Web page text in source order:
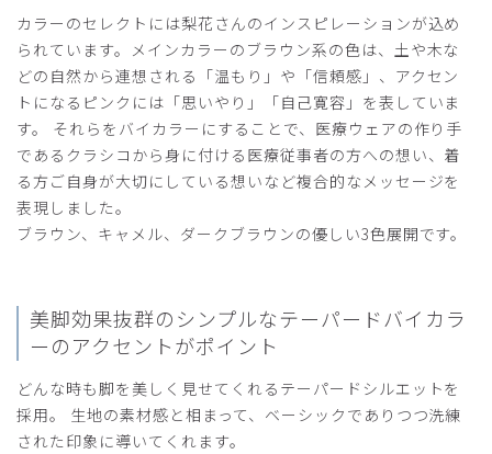
購入確認済み
年齢:50代 身長: 161-165cm 体重:66-70kg
とても着やすいです。
デザインや色を褒められます。
商品：R16レディース:梨花×OtonaMUSE×Classico・
役に立った
ご購入者様
2024-02-20
30代 身長: 156-160cm
伸びない
カラーのセレクトには梨花さんのインスピレーションが込め
られています。メインカラーのブラウン系の色は、土や木な
どの自然から連想される「温もり」や「信頼感」、アクセン
トになるピンクには「思いやり」「自己寛容」を表していま
す。 それらをバイカラーにすることで、医療ウェアの作り手
であるクラシコから身に付ける医療従事者の方への想い、着
る方ご自身が大切にしている想いなど複合的なメッセージを
表現しました。
ブラウン、キャメル、ダークブラウンの優しい3色展開です。
美脚効果抜群のシンプルなテーパード バイカラ
ーのアクセントがポイント
どんな時も脚を美しく見せてくれるテーパードシルエットを
採用。 生地の素材感と相まって、ベーシックでありつつ洗練
された印象に導いてくれます。